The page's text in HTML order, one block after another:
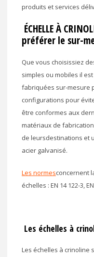
produits et services
ÉCHELLE À
préférer le sur-
Que vous choisissiez
simples ou mobiles il
fabriquées sur-mesure
configurations pour
être conformes aux
matériaux de
de leursdestinations et
acier galvanisé.
Les normesconcernent
échelles : EN 14 122-3,
Les échelles à
Les échelles à crinoline